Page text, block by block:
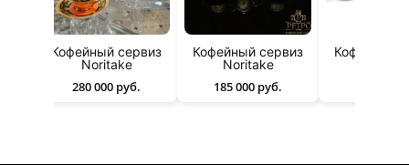
Кофейный сервиз
Noritake
280 000 руб.
Кофейный сервиз
Noritake
185 000 руб.
Кофейный